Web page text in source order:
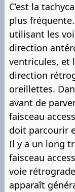
C’est la
plus
utilisant les
direction
ventricules, et
direction
oreillettes.
avant de
faisceau
doit parcourir
Il y a un long
faisceau
voie
apparaît